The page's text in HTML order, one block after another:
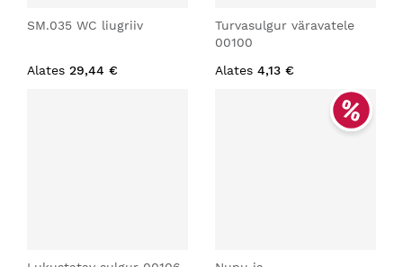
SM.035 WC liugriiv
Alates 29,44 €
Turvasulgur väravatele
00100
Alates 4,13 €